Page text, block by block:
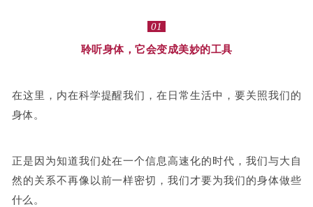
01
聆听身体，它会变成美妙的工具
在这里，内在科学提醒我们，在日常生活中，要关照我们的
身体。
正是因为知道我们处在一个信息高速化的时代，我们与大自
然的关系不再像以前一样密切，我们才要为我们的身体做些
什么。